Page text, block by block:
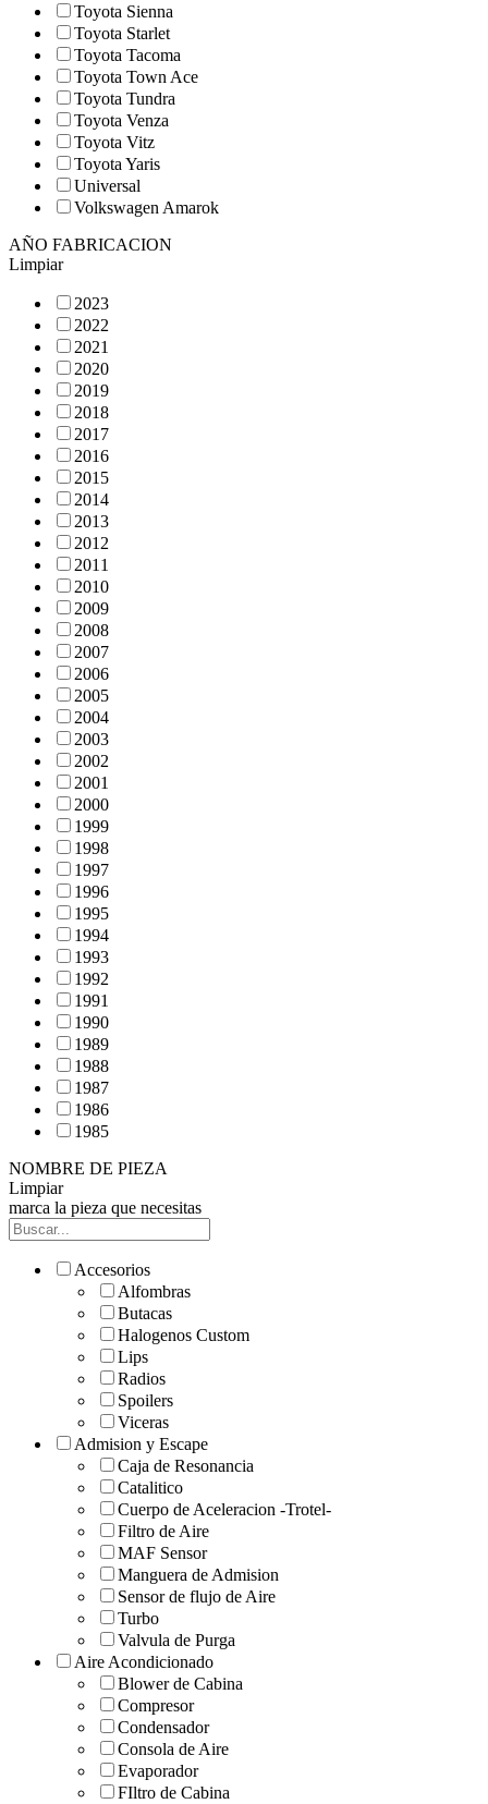
Toyota Sienna
Toyota Starlet
Toyota Tacoma
Toyota Town Ace
Toyota Tundra
Toyota Venza
Toyota Vitz
Toyota Yaris
Universal
Volkswagen Amarok
AÑO FABRICACION
Limpiar
2023
2022
2021
2020
2019
2018
2017
2016
2015
2014
2013
2012
2011
2010
2009
2008
2007
2006
2005
2004
2003
2002
2001
2000
1999
1998
1997
1996
1995
1994
1993
1992
1991
1990
1989
1988
1987
1986
1985
NOMBRE DE PIEZA
Limpiar
marca la pieza que necesitas
Accesorios
Alfombras
Butacas
Halogenos Custom
Lips
Radios
Spoilers
Viceras
Admision y Escape
Caja de Resonancia
Catalitico
Cuerpo de Aceleracion -Trotel-
Filtro de Aire
MAF Sensor
Manguera de Admision
Sensor de flujo de Aire
Turbo
Valvula de Purga
Aire Acondicionado
Blower de Cabina
Compresor
Condensador
Consola de Aire
Evaporador
FIltro de Cabina